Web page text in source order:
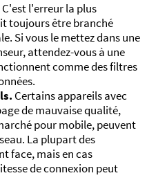
C'est l'erreur la plus
toujours être branché
Si vous le mettez dans une
attendez-vous à une
comme des filtres
Certains appareils avec
de mauvaise qualité,
pour mobile, peuvent
La plupart des
face, mais en cas
de connexion peut